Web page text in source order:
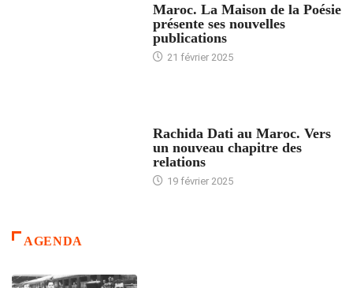
Maroc. La Maison de la Poésie
présente ses nouvelles
publications
21 février 2025
Rachida Dati au Maroc. Vers
un nouveau chapitre des
relations
19 février 2025
AGENDA